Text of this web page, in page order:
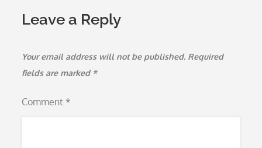
Leave a Reply
Your email address will not be published. Required
fields are marked *
Comment *